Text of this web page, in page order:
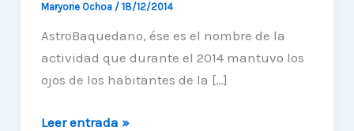
Maryorie Ochoa / 18/12/2014
AstroBaquedano, ése es el nombre de la
actividad que durante el 2014 mantuvo los
ojos de los habitantes de la […]
«AstroBaquedano»
Leer entrada »